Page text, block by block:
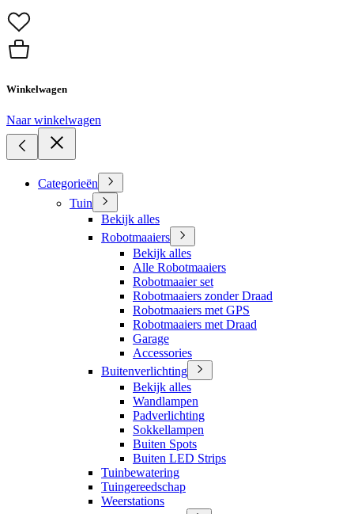
Winkelwagen
Naar winkelwagen
Categorieën
Tuin
Bekijk alles
Robotmaaiers
Bekijk alles
Alle Robotmaaiers
Robotmaaier set
Robotmaaiers zonder Draad
Robotmaaiers met GPS
Robotmaaiers met Draad
Garage
Accessories
Buitenverlichting
Bekijk alles
Wandlampen
Padverlichting
Sokkellampen
Buiten Spots
Buiten LED Strips
Tuinbewatering
Tuingereedschap
Weerstations